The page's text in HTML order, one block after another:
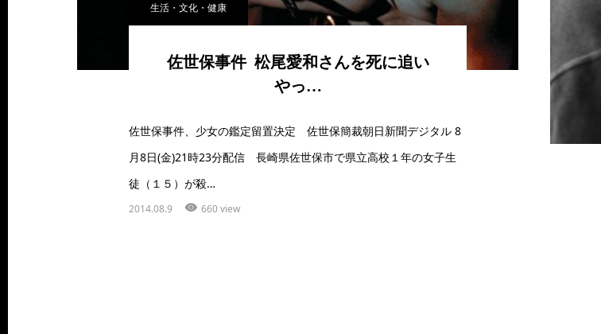
生活・文化・健康
佐世保事件 松尾愛和さんを死に追い
やっ…
佐世保事件、少女の鑑定留置決定 佐世保簡裁朝日新聞デジタル 8
月8日(金)21時23分配信 長崎県佐世保市で県立高校１年の女子生
徒（１５）が殺…
2014.08.9 660 view